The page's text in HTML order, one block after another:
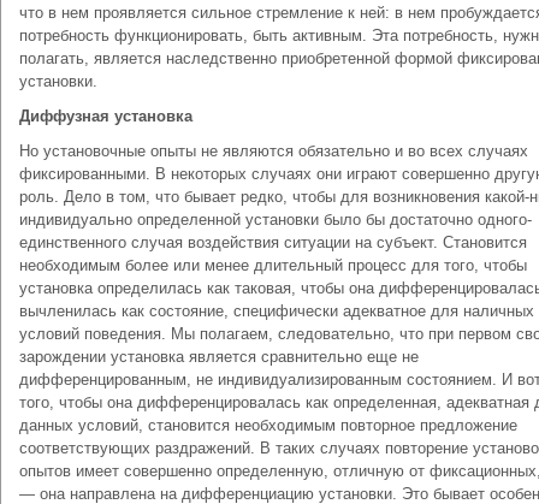
что в нем проявляется сильное стремление к ней: в нем
потребность функционировать, быть активным. Эта потребность,
полагать, является наследственно приобретенной формой
установки.
Диффузная установка
Но установочные опыты не являются обязательно и во всех случаях
фиксированными. В некоторых случаях они играют совершенно
роль. Дело в том, что бывает редко, чтобы для возникновения какой-
индивидуально определенной установки было бы достаточно одного-
единственного случая воздействия ситуации на субъект. Становится
необходимым более или менее длительный процесс для того, чтобы
установка определилась как таковая, чтобы она
вычленилась как состояние, специфически адекватное для наличных
условий поведения. Мы полагаем, следовательно, что при первом
зарождении установка является сравнительно еще не
дифференцированным, не индивидуализированным состоянием. И
того, чтобы она дифференцировалась как определенная, адекватная
данных условий, становится необходимым повторное предложение
соответствующих раздражений. В таких случаях повторение
опытов имеет совершенно определенную, отличную от
— она направлена на дифференциацию установки. Это бывает